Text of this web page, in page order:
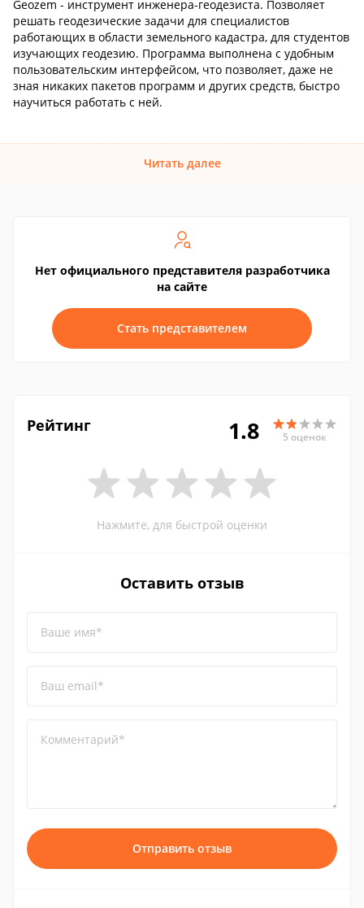
Geozem - инструмент инженера-геодезиста. Позволяет
решать геодезические задачи для специалистов
работающих в области земельного кадастра, для студентов
изучающих геодезию. Программа выполнена с удобным
пользовательским интерфейсом, что позволяет, даже не
зная никаких пакетов программ и других средств, быстро
научиться работать с ней.
Читать далее
Нет официального представителя разработчика
на сайте
Стать представителем
Рейтинг 1.8 5 оценок
Нажмите, для быстрой оценки
Оставить отзыв
Ваше имя*
Ваш email*
Комментарий*
Отправить отзыв